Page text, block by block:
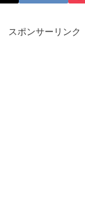
スポンサーリンク